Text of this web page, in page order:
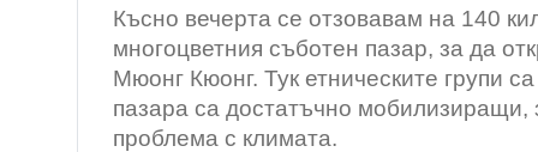
Късно вечерта се отзовавам на 140
многоцветния съботен пазар, за да
Мюонг Кюонг. Тук етническите групи
пазара са достатъчно мобилизиращи,
проблема с климата.